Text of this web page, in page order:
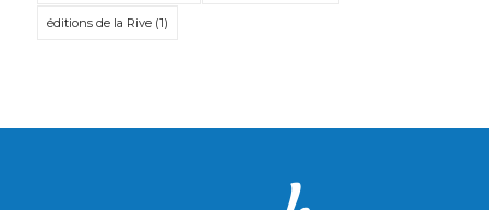
éditions de la Rive(1)